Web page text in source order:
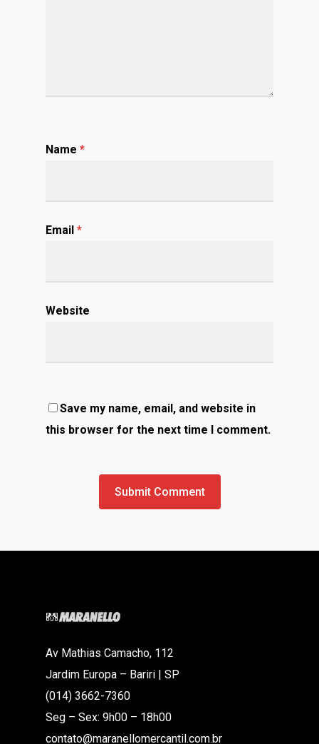
Name *
Email *
Website
Save my name, email, and website in
this browser for the next time I comment.
Av Mathias Camacho, 112
Jardim Europa – Bariri | SP
(014) 3662-7360
Seg – Sex: 9h00 – 18h00
contato@maranellomercantil.com.br